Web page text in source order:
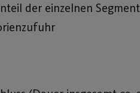
der einzelnen